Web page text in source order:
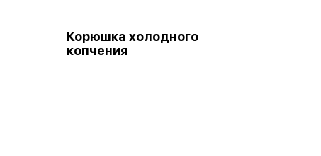
Корюшка холодного
копчения